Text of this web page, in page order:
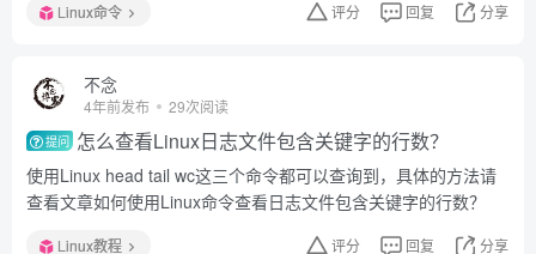
Linux命令 评分 回复 分享
不念
4年前发布 29次阅读
提问 怎么查看Linux日志文件包含关键字的行数？
使用Linux head tail wc这三个命令都可以查询到，具体的方法请
查看文章如何使用Linux命令查看日志文件包含关键字的行数？
Linux教程 评分 回复 分享